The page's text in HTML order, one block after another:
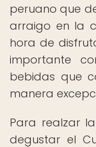
peruano que
arraigo en la
hora de
importante
bebidas que
manera
Para realzar
degustar el